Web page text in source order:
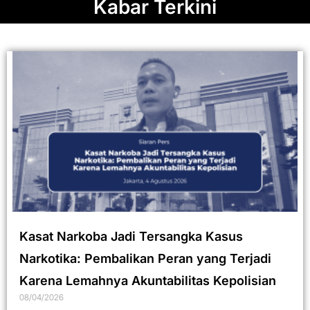
Kabar Terkini
Kasat Narkoba Jadi Tersangka Kasus
Narkotika: Pembalikan Peran yang Terjadi
Karena Lemahnya Akuntabilitas Kepolisian
08/04/2026